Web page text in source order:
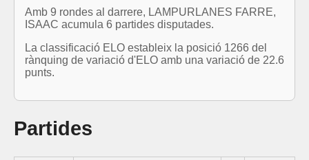
Amb 9 rondes al darrere, LAMPURLANES FARRE,
ISAAC acumula 6 partides disputades.
La classificació ELO estableix la posició 1266 del
rànquing de variació d'ELO amb una variació de 22.6
punts.
Partides